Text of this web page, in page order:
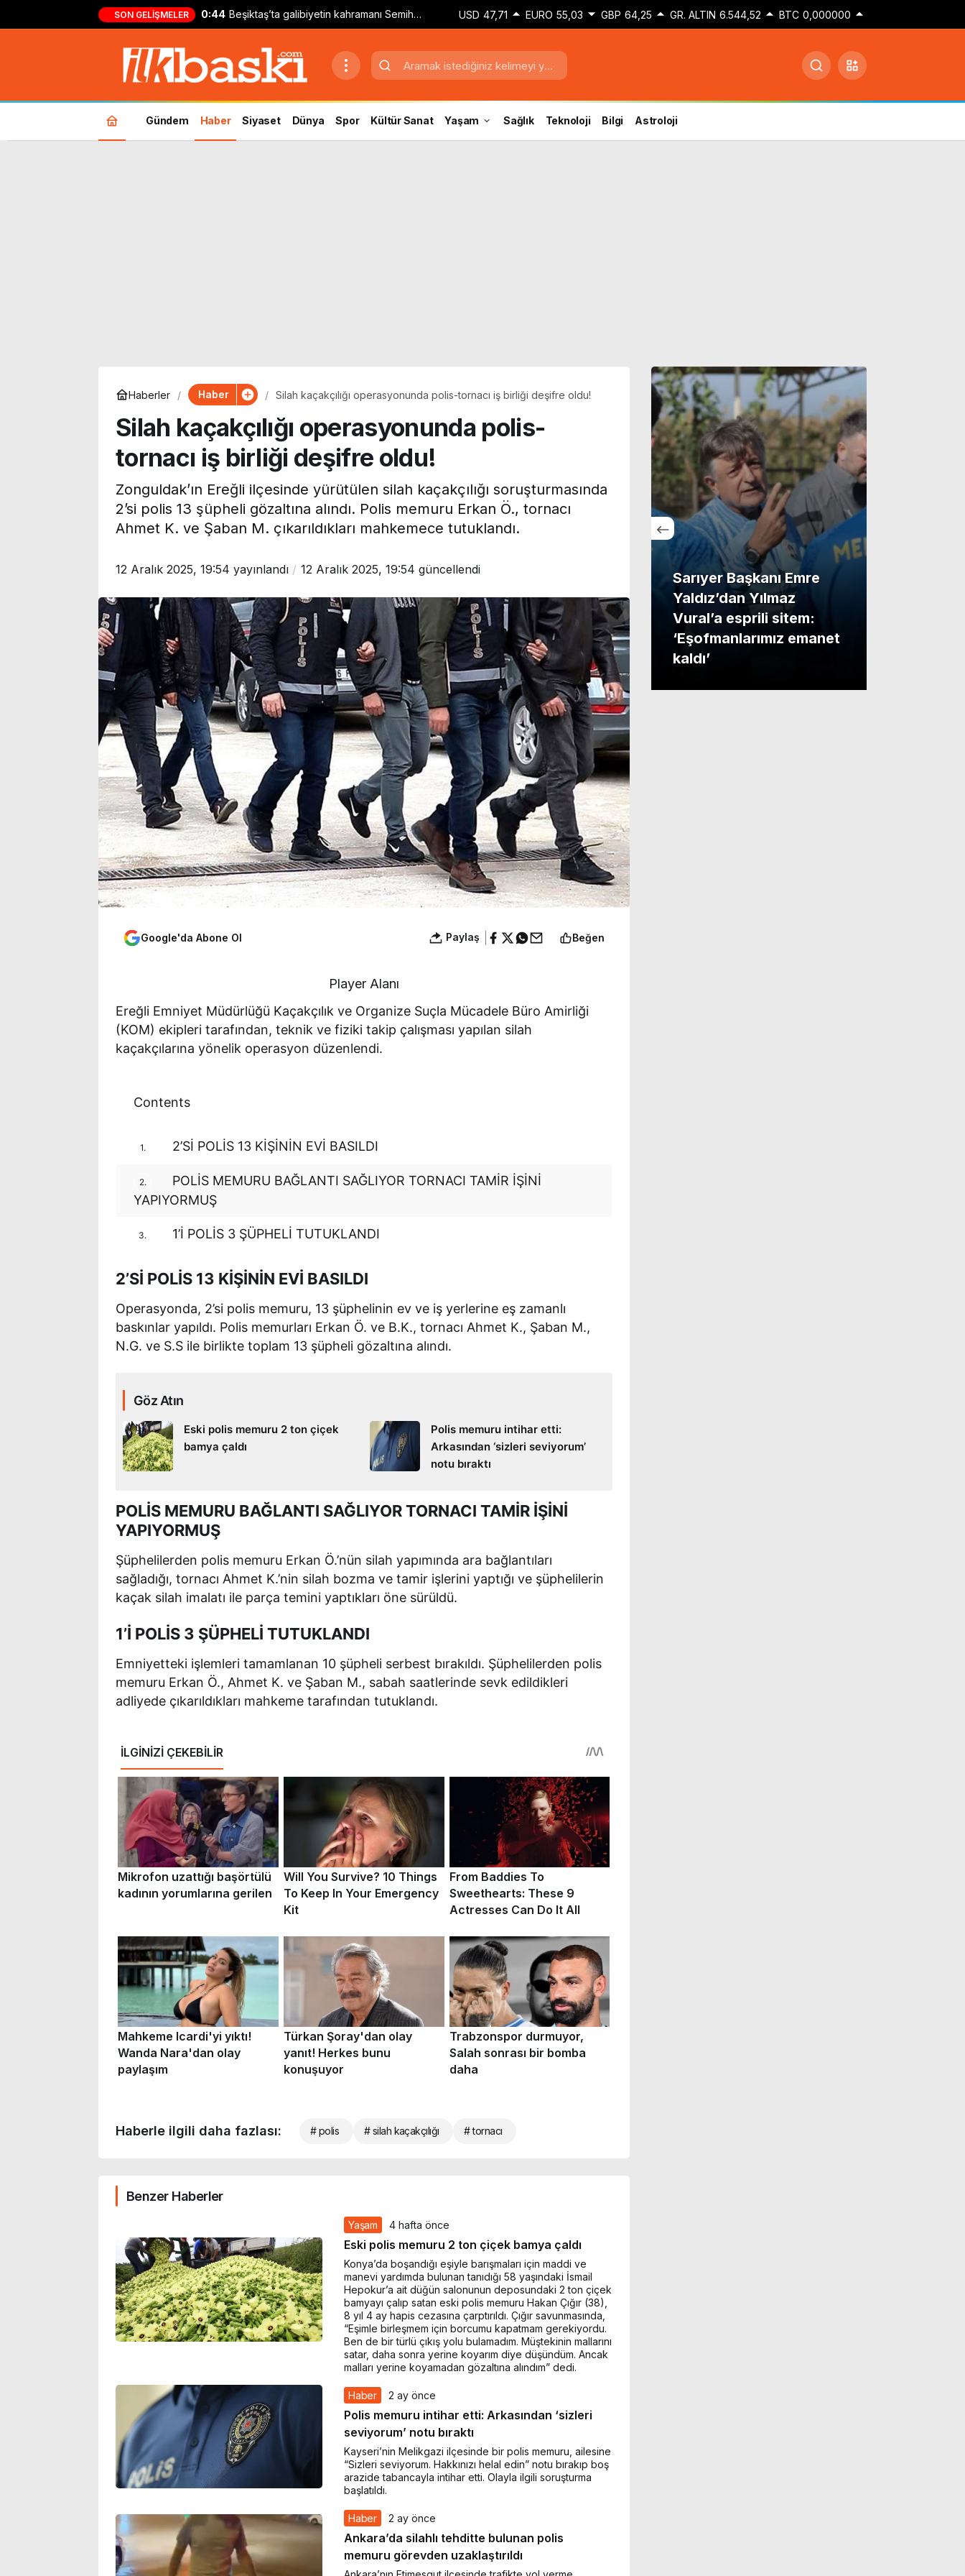
SON GELIŞMELER 0:44 Beşiktaş’ta galibiyetin kahramanı Semih USD 47,71 EURO 55,03 GBP 64,25 GR. ALTIN 6.544,52 BTC 0,000000
Gündem Haber Siyaset Dünya Spor Kültür Sanat Yaşam Sağlık Teknoloji Bilgi Astroloji
Haberler Haber Silah kaçakçılığı operasyonunda polis-tornacı iş birliği deşifre oldu!
Silah kaçakçılığı operasyonunda polis-
tornacı iş birliği deşifre oldu!
Zonguldak’ın Ereğli ilçesinde yürütülen silah kaçakçılığı soruşturmasında
2’si polis 13 şüpheli gözaltına alındı. Polis memuru Erkan Ö., tornacı
Ahmet K. ve Şaban M. çıkarıldıkları mahkemece tutuklandı.
12 Aralık 2025, 19:54 yayınlandı 12 Aralık 2025, 19:54 güncellendi
Google'da Abone Ol Paylaş Beğen
Player Alanı
Ereğli Emniyet Müdürlüğü Kaçakçılık ve Organize Suçla Mücadele Büro Amirliği
(KOM) ekipleri tarafından, teknik ve fiziki takip çalışması yapılan silah
kaçakçılarına yönelik operasyon düzenlendi.
Contents
1. 2’Sİ POLİS 13 KİŞİNİN EVİ BASILDI
2.
POLİS MEMURU BAĞLANTI SAĞLIYOR TORNACI TAMİR İŞİNİ
YAPIYORMUŞ
3. 1’İ POLİS 3 ŞÜPHELİ TUTUKLANDI
2’Sİ POLİS 13 KİŞİNİN EVİ BASILDI
Operasyonda, 2’si polis memuru, 13 şüphelinin ev ve iş yerlerine eş zamanlı
baskınlar yapıldı. Polis memurları Erkan Ö. ve B.K., tornacı Ahmet K., Şaban M.,
N.G. ve S.S ile birlikte toplam 13 şüpheli gözaltına alındı.
Göz Atın
Eski polis memuru 2 ton çiçek
bamya çaldı
Polis memuru intihar etti:
Arkasından ‘sizleri seviyorum’
notu bıraktı
POLİS MEMURU BAĞLANTI SAĞLIYOR TORNACI TAMİR İŞİNİ
YAPIYORMUŞ
Şüphelilerden polis memuru Erkan Ö.’nün silah yapımında ara bağlantıları
sağladığı, tornacı Ahmet K.’nin silah bozma ve tamir işlerini yaptığı ve şüphelilerin
kaçak silah imalatı ile parça temini yaptıkları öne sürüldü.
1’İ POLİS 3 ŞÜPHELİ TUTUKLANDI
Emniyetteki işlemleri tamamlanan 10 şüpheli serbest bırakıldı. Şüphelilerden polis
memuru Erkan Ö., Ahmet K. ve Şaban M., sabah saatlerinde sevk edildikleri
adliyede çıkarıldıkları mahkeme tarafından tutuklandı.
Haberle ilgili daha fazlası: # polis # silah kaçakçılığı # tornacı
Benzer Haberler
Yaşam 4 hafta önce
Eski polis memuru 2 ton çiçek bamya çaldı
Konya’da boşandığı eşiyle barışmaları için maddi ve
manevi yardımda bulunan tanıdığı 58 yaşındaki İsmail
Hepokur’a ait düğün salonunun deposundaki 2 ton çiçek
bamyayı çalıp satan eski polis memuru Hakan Çığır (38),
8 yıl 4 ay hapis cezasına çarptırıldı. Çığır savunmasında,
“Eşimle birleşmem için borcumu kapatmam gerekiyordu.
Ben de bir türlü çıkış yolu bulamadım. Müştekinin mallarını
satar, daha sonra yerine koyarım diye düşündüm. Ancak
malları yerine koyamadan gözaltına alındım” dedi.
Haber 2 ay önce
Polis memuru intihar etti: Arkasından ‘sizleri
seviyorum’ notu bıraktı
Kayseri’nin Melikgazi ilçesinde bir polis memuru, ailesine
“Sizleri seviyorum. Hakkınızı helal edin” notu bırakıp boş
arazide tabancayla intihar etti. Olayla ilgili soruşturma
başlatıldı.
Haber 2 ay önce
Ankara’da silahlı tehditte bulunan polis
memuru görevden uzaklaştırıldı
Korku, komedi, dram ve
animasyon… Bu hafta
sinemalarda 6 yeni film
Uzmanı uyardı:
Akdeniz’de mikroplastik
yoğunluğu artıyor
Türkan Şoray eski eşi
Cihan Ünal’a kayıtsız
kalmadı: ‘Bu ne
yakışıklılık’
Sarıyer Başkanı Emre
Yaldız’dan Yılmaz
Vural’a esprili sitem:
‘Eşofmanlarımız emanet